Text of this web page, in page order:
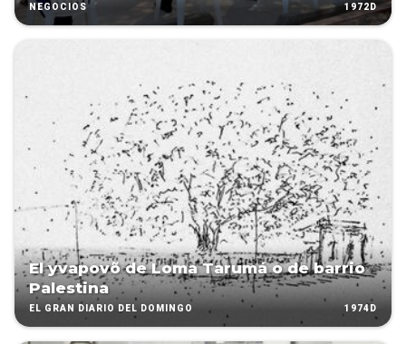
NEGOCIOS 1972D
El yvapovõ de Loma Tarumá o de barrio
Palestina
EL GRAN DIARIO DEL DOMINGO 1974D